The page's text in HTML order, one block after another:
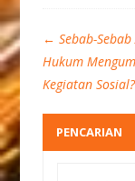
← Sebab-
Hukum
Kegiatan Sosial?
PENCARIAN